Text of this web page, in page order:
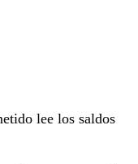
lee los saldos